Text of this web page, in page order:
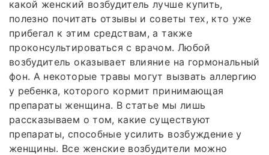
какой женский возбудитель лучше купить,
полезно почитать отзывы и советы тех, кто уже
прибегал к этим средствам, а также
проконсультироваться с врачом. Любой
возбудитель оказывает влияние на гормональный
фон. А некоторые травы могут вызвать аллергию
у ребенка, которого кормит принимающая
препараты женщина. В статье мы лишь
рассказываем о том, какие существуют
препараты, способные усилить возбуждение у
женщины. Все женские возбудители можно